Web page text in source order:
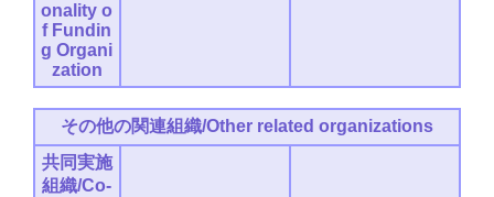
onality o
f Fundin
g Organi
zation
その他の関連組織/Other related organizations
共同実施
組織/Co-